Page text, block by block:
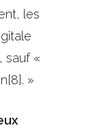
les
sauf «
»